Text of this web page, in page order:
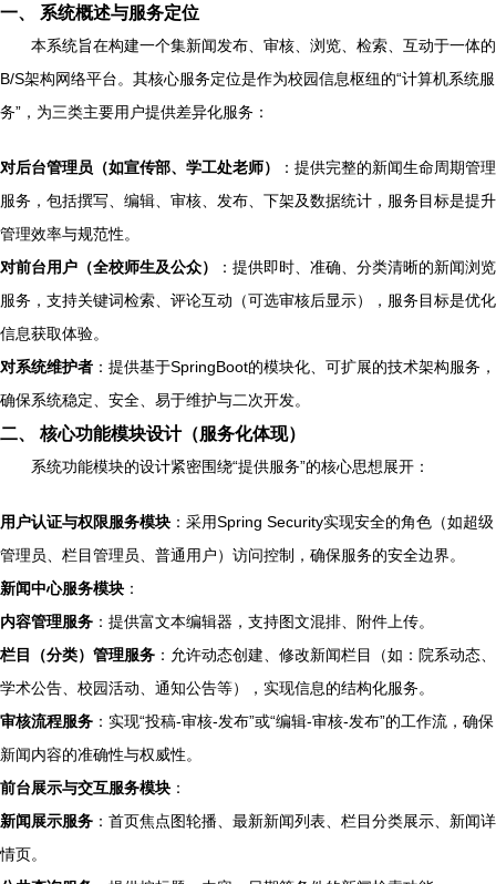
一、 系统概述与服务定位
本系统旨在构建一个集新闻发布、审核、浏览、检索、互动于一体的
B/S架构网络平台。其核心服务定位是作为校园信息枢纽的“计算机系统服
务”，为三类主要用户提供差异化服务：
对后台管理员（如宣传部、学工处老师）
：提供完整的新闻生命周期管理
服务，包括撰写、编辑、审核、发布、下架及数据统计，服务目标是提升
管理效率与规范性。
对前台用户（全校师生及公众）
：提供即时、准确、分类清晰的新闻浏览
服务，支持关键词检索、评论互动（可选审核后显示），服务目标是优化
信息获取体验。
对系统维护者 ：提供基于SpringBoot的模块化、可扩展的技术架构服务，
确保系统稳定、安全、易于维护与二次开发。
二、 核心功能模块设计（服务化体现）
系统功能模块的设计紧密围绕“提供服务”的核心思想展开：
用户认证与权限服务模块 ：采用Spring Security实现安全的角色（如超级
管理员、栏目管理员、普通用户）访问控制，确保服务的安全边界。
新闻中心服务模块 ：
内容管理服务 ：提供富文本编辑器，支持图文混排、附件上传。
栏目（分类）管理服务 ：允许动态创建、修改新闻栏目（如：院系动态、
学术公告、校园活动、通知公告等），实现信息的结构化服务。
审核流程服务 ：实现“投稿-审核-发布”或“编辑-审核-发布”的工作流，确保
新闻内容的准确性与权威性。
前台展示与交互服务模块 ：
新闻展示服务 ：首页焦点图轮播、最新新闻列表、栏目分类展示、新闻详
情页。